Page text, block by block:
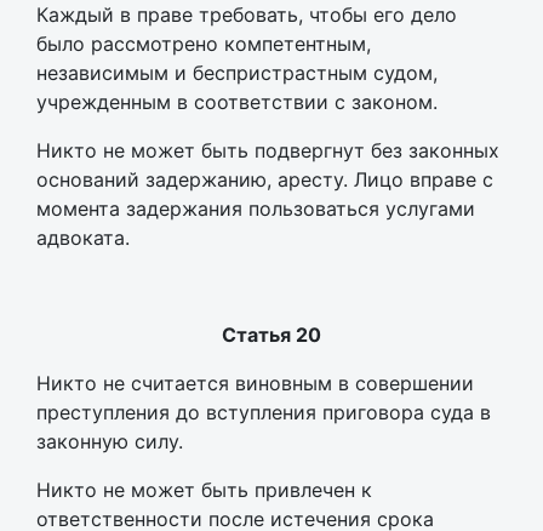
Каждый в праве требовать, чтобы его дело
было рассмотрено компетентным,
независимым и беспристрастным судом,
учрежденным в соответствии с законом.
Никто не может быть подвергнут без законных
оснований задержанию, аресту. Лицо вправе с
момента задержания пользоваться услугами
адвоката.
Статья 20
Никто не считается виновным в совершении
преступления до вступления приговора суда в
законную силу.
Никто не может быть привлечен к
ответственности после истечения срока